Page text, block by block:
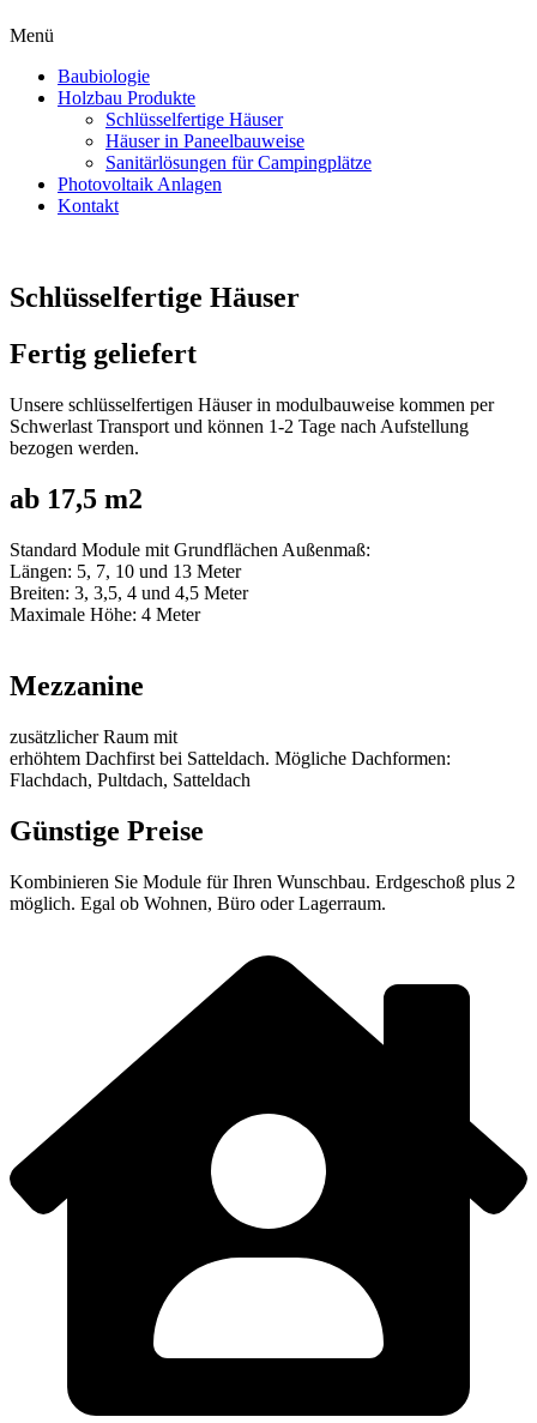
Menü
Baubiologie
Holzbau Produkte
Schlüsselfertige Häuser
Häuser in Paneelbauweise
Sanitärlösungen für Campingplätze
Photovoltaik Anlagen
Kontakt
Schlüsselfertige Häuser
Fertig geliefert
Unsere schlüsselfertigen Häuser in modulbauweise kommen per
Schwerlast Transport und können 1-2 Tage nach Aufstellung
bezogen werden.
ab 17,5 m2
Standard Module mit Grundflächen Außenmaß:
Längen: 5, 7, 10 und 13 Meter
Breiten: 3, 3,5, 4 und 4,5 Meter
Maximale Höhe: 4 Meter
Mezzanine
zusätzlicher Raum mit
erhöhtem Dachfirst bei Satteldach. Mögliche Dachformen:
Flachdach, Pultdach, Satteldach
Günstige Preise
Kombinieren Sie Module für Ihren Wunschbau. Erdgeschoß plus 2
möglich. Egal ob Wohnen, Büro oder Lagerraum.